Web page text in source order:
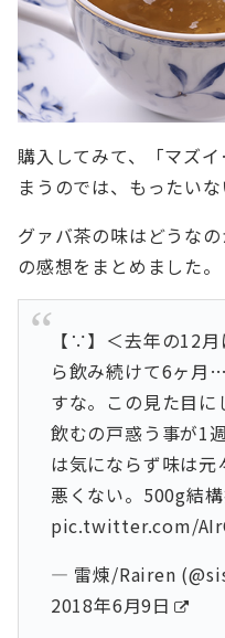
購入してみて、「マズ
まうのでは、もったいな
グァバ茶の味はどうな
の感想をまとめました。
【∵】＜去年の12
ら飲み続けて6ヶ月
すな。この見た目
飲むの戸惑う事が1
は気にならず味は元
悪くない。500g結構
pic.twitter.com/
— 雷煉/Rairen
2018年6月9日